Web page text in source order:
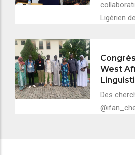
Ligérien
West
Des